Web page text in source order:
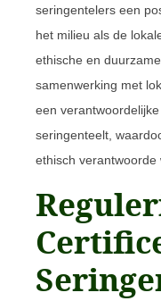
seringentelers een
het milieu als de
ethische en
samenwerking met
een
seringenteelt,
ethisch verantwoorde